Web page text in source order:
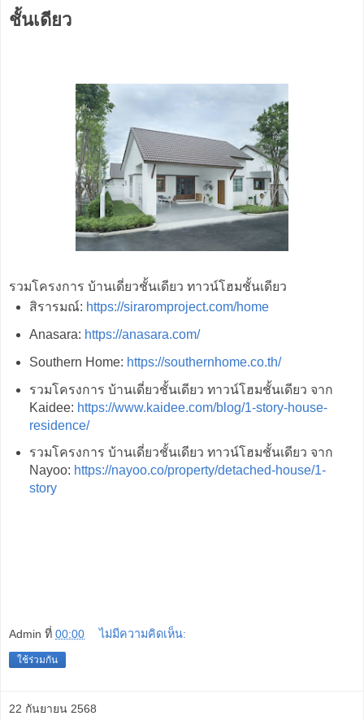
ชั้นเดียว
รวมโครงการ บ้านเดี่ยวชั้นเดียว ทาวน์โฮมชั้นเดียว
สิรารมณ์: https://siraromproject.com/home
Anasara: https://anasara.com/
Southern Home: https://southernhome.co.th/
รวมโครงการ บ้านเดี่ยวชั้นเดียว ทาวน์โฮมชั้นเดียว จาก
Kaidee: https://www.kaidee.com/blog/1-story-house-
residence/
รวมโครงการ บ้านเดี่ยวชั้นเดียว ทาวน์โฮมชั้นเดียว จาก
Nayoo: https://nayoo.co/property/detached-house/1-
story
Admin ที่ 00:00 ไม่มีความคิดเห็น:
ใช้ร่วมกัน
22 กันยายน 2568